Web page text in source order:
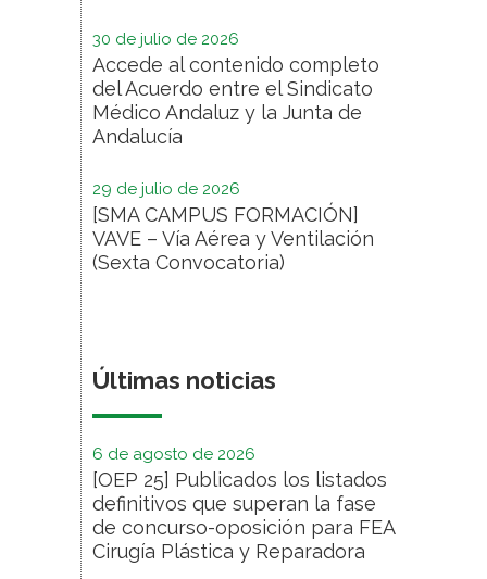
30 de julio de 2026
Accede al contenido completo
del Acuerdo entre el Sindicato
Médico Andaluz y la Junta de
Andalucía
29 de julio de 2026
[SMA CAMPUS FORMACIÓN]
VAVE – Vía Aérea y Ventilación
(Sexta Convocatoria)
Últimas noticias
6 de agosto de 2026
[OEP 25] Publicados los listados
definitivos que superan la fase
de concurso-oposición para FEA
Cirugía Plástica y Reparadora